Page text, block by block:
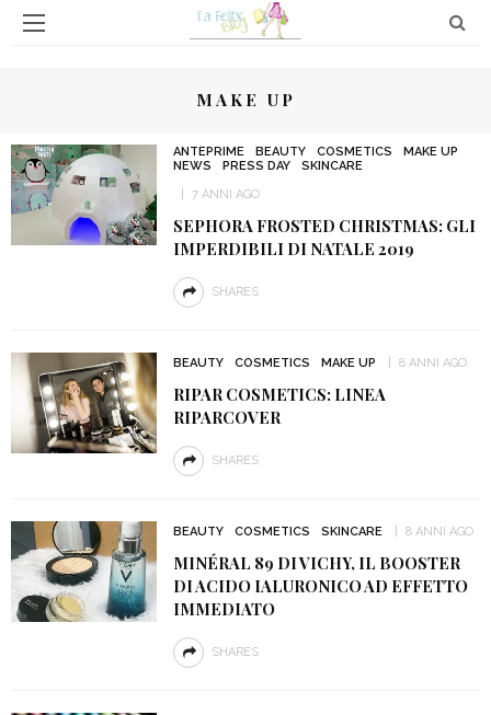
MAKE UP
ANTEPRIME BEAUTY COSMETICS
MAKE UP
NEWS
PRESS DAY
SKINCARE
7 ANNI AGO
SEPHORA FROSTED CHRISTMAS: GLI
IMPERDIBILI DI NATALE 2019
SHARES
BEAUTY COSMETICS MAKE UP 8 ANNI AGO
RIPAR COSMETICS: LINEA
RIPARCOVER
SHARES
BEAUTY COSMETICS SKINCARE 8 ANNI AGO
MINÉRAL 89 DI VICHY, IL BOOSTER
DI ACIDO IALURONICO AD EFFETTO
IMMEDIATO
SHARES